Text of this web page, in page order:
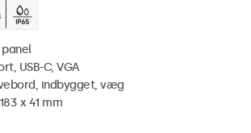
USB-C, VGA
indbygget, væg
x 41 mm